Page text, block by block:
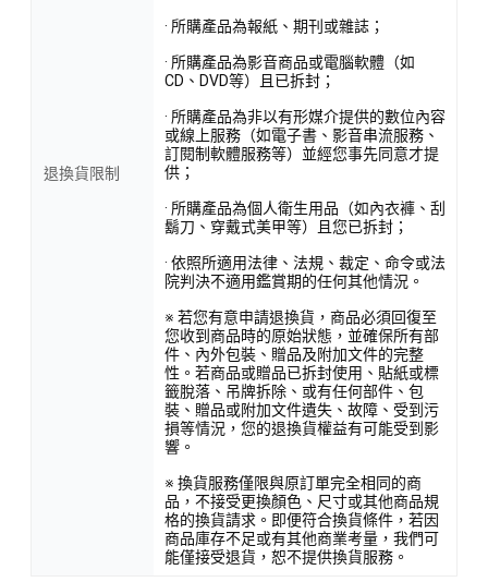
退換貨限制
· 所購產品為報紙、期刊或雜誌；
· 所購產品為影音商品或電腦軟體（如
CD、DVD等）且已拆封；
· 所購產品為非以有形媒介提供的數位內容
或線上服務（如電子書、影音串流服務、
訂閱制軟體服務等）並經您事先同意才提
供；
· 所購產品為個人衛生用品（如內衣褲、刮
鬍刀、穿戴式美甲等）且您已拆封；
· 依照所適用法律、法規、裁定、命令或法
院判決不適用鑑賞期的任何其他情況。
※ 若您有意申請退換貨，商品必須回復至
您收到商品時的原始狀態，並確保所有部
件、內外包裝、贈品及附加文件的完整
性。若商品或贈品已拆封使用、貼紙或標
籤脫落、吊牌拆除、或有任何部件、包
裝、贈品或附加文件遺失、故障、受到污
損等情況，您的退換貨權益有可能受到影
響。
※ 換貨服務僅限與原訂單完全相同的商
品，不接受更換顏色、尺寸或其他商品規
格的換貨請求。即便符合換貨條件，若因
商品庫存不足或有其他商業考量，我們可
能僅接受退貨，恕不提供換貨服務。